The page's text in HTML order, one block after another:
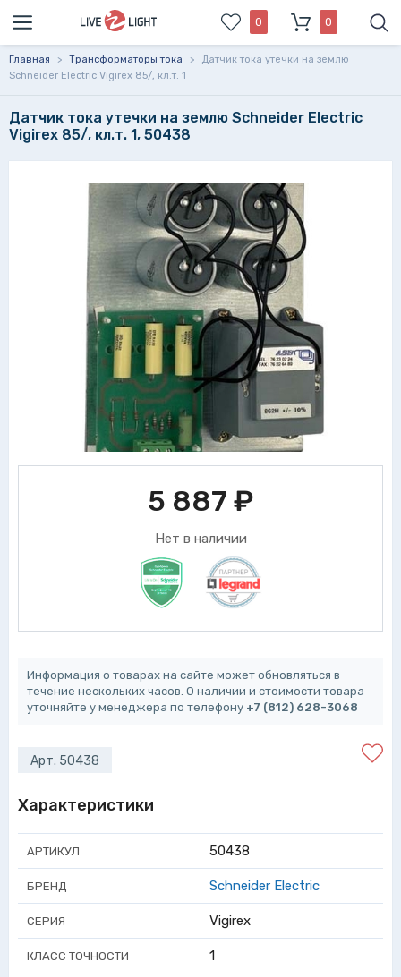
0 0
Главная > Трансформаторы тока >
Датчик тока утечки на землю
Schneider Electric Vigirex 85/, кл.т. 1
Датчик тока утечки на землю Schneider Electric
Vigirex 85/, кл.т. 1, 50438
5 887 ₽
Нет в наличии
Информация о товарах на сайте может обновляться в
течение нескольких часов. О наличии и стоимости товара
уточняйте у менеджера по телефону +7 (812) 628-3068
Арт. 50438
Характеристики
АРТИКУЛ 50438
БРЕНД Schneider Electric
СЕРИЯ Vigirex
КЛАСС ТОЧНОСТИ 1